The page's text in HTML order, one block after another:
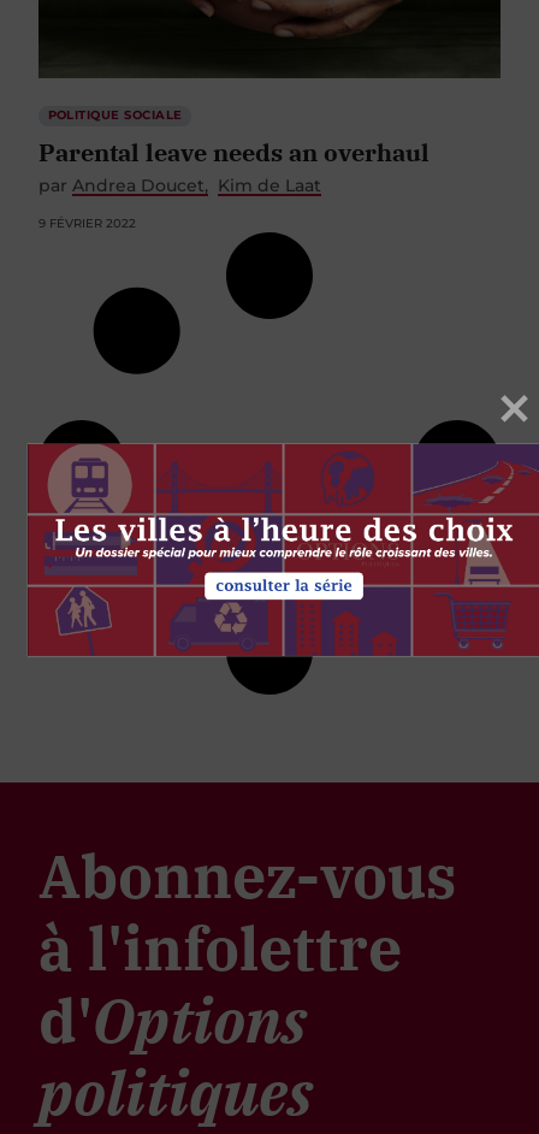
POLITIQUE SOCIALE
Parental leave needs an overhaul
par Andrea Doucet Kim de Laat
9 FÉVRIER 2022
Abonnez-vous
à l'infolettre
d'Options
politiques